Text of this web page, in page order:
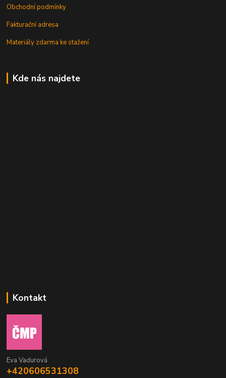
Obchodní podmínky
Fakturační adresa
Materiály zdarma ke stažení
Kde nás najdete
Kontakt
Eva Vaďurová
+420606531308